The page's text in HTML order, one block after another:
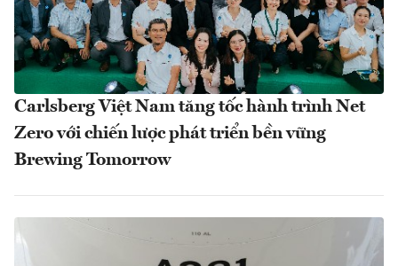
Carlsberg Việt Nam tăng tốc hành trình Net
Zero với chiến lược phát triển bền vững
Brewing Tomorrow